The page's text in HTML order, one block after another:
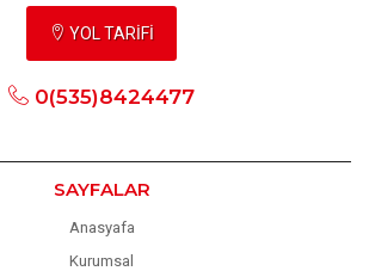
YOL TARİFİ
0(535)8424477
SAYFALAR
Anasyafa
Kurumsal